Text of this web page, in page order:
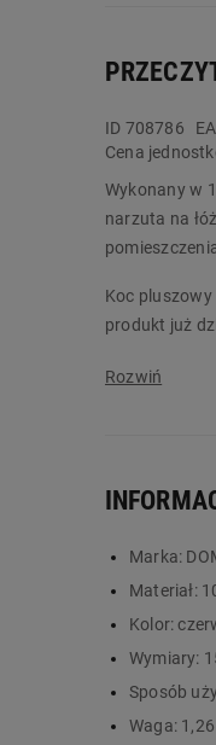
ID 708786
Cena
Wykonany w
narzuta na
Koc
produkt już
Główne cechy:
kolor:
miękki
może
Marka:
Materiał:
Kolor:
Wymiary:
Sposób
Waga: